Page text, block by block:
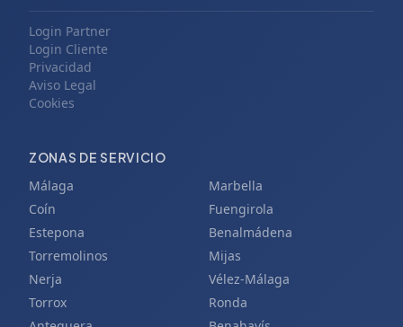
Login Partner
Login Cliente
Privacidad
Aviso Legal
Cookies
ZONAS DE SERVICIO
Málaga
Marbella
Coín
Fuengirola
Estepona
Benalmádena
Torremolinos
Mijas
Nerja
Vélez-Málaga
Torrox
Ronda